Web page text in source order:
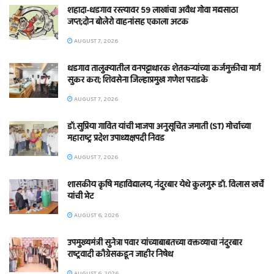
शहादा-धडगाव रस्त्यावर 59 लाखांचा अवैध गोवा मद्यसाठा
जप्त;दोन बोलेरो वाहनांसह एकाला अटक
AUGUST 7, 2026
धडगाव तालुक्यातील वनपट्टाधारक शेतकऱ्यांच्या कर्जमुक्तीचा मार्ग
सुकर करा; शिवसेना जिल्हाप्रमुख गणेश पराडके
AUGUST 7, 2026
डॉ.सुप्रिया गावित यांची भाजपा अनुसूचित जमाती (ST) मोर्चाच्या
महाराष्ट्र प्रदेश उपाध्यक्षपदी निवड
AUGUST 7, 2026
शासकीय कृषि महाविद्यालय, नंदुरबार येथे कुलगुरू डॉ. विलास खर्चे
यांची भेट
AUGUST 6, 2026
उपमुख्यमंत्री सुनेत्रा पवार यांच्याबाबतच्या वक्तव्याचा नंदुरबार
राष्ट्रवादी काँग्रेसकडून जाहीर निषेध